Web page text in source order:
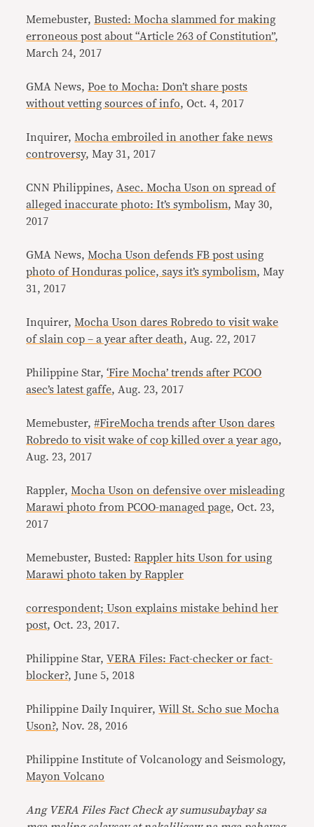
Memebuster,Busted: Mocha slammed for making
erroneous post about “Article 263 of Constitution”,
March 24, 2017
GMA News,Poe to Mocha: Don’t share posts
without vetting sources of info, Oct. 4, 2017
Inquirer, Mocha embroiled in another fake news
controversy, May 31, 2017
CNN Philippines, Asec. Mocha Uson on spread of
alleged inaccurate photo: It’s symbolism, May 30,
2017
GMA News, Mocha Uson defends FB post using
photo of Honduras police, says it’s symbolism, May
31, 2017
Inquirer, Mocha Uson dares Robredo to visit wake
of slain cop – a year after death, Aug. 22, 2017
Philippine Star,‘Fire Mocha’ trends after PCOO
asec’s latest gaffe, Aug. 23, 2017
Memebuster,#FireMocha trends after Uson dares
Robredo to visit wake of cop killed over a year ago,
Aug. 23, 2017
Rappler, Mocha Uson on defensive over misleading
Marawi photo from PCOO-managed page, Oct. 23,
2017
Memebuster, Busted:Rappler hits Uson for using
Marawi photo taken by Rappler
correspondent; Uson explains mistake behind her
post, Oct. 23, 2017.
Philippine Star,VERA Files: Fact-checker or fact-
blocker?, June 5, 2018
Philippine Daily Inquirer,Will St. Scho sue Mocha
Uson?, Nov. 28, 2016
Philippine Institute of Volcanology and Seismology,
Mayon Volcano
Ang VERA Files Fact Check ay sumusubaybay sa